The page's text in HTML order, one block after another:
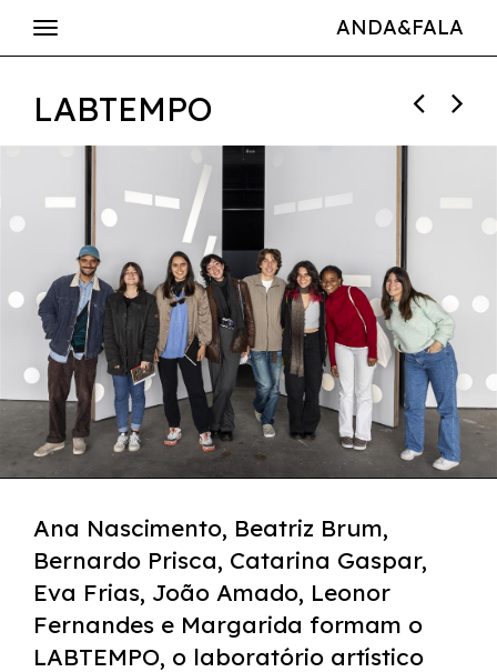
ANDA&FALA
LABTEMPO
Ana Nascimento, Beatriz Brum,
Bernardo Prisca, Catarina Gaspar,
Eva Frias, João Amado, Leonor
Fernandes e Margarida formam o
LABTEMPO, o laboratório artístico